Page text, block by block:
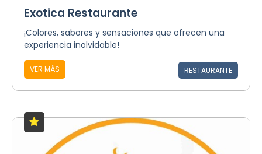
Exotica Restaurante
¡Colores, sabores y sensaciones que ofrecen una
experiencia inolvidable!
VER MÁS RESTAURANTE